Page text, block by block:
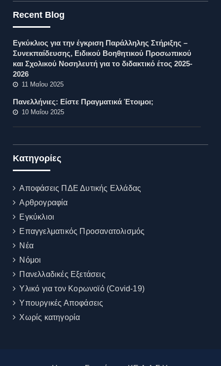
Recent Blog
Εγκύκλιος για την έγκριση Παράλληλης Στήριξης –
Συνεκπαίδευσης, Ειδικού Βοηθητικού Προσωπικού
και Σχολικού Νοσηλευτή για το διδακτικό έτος 2025-
2026
11 Μαΐου 2025
Πανελλήνιες: Είστε Πραγματικά Έτοιμοι;
10 Μαΐου 2025
Kατηγορίες
Αποφάσεις ΠΔΕ Δυτικής Ελλάδας
Αρθρογραφία
Εγκύκλιοι
Επαγγελματικός Προσανατολισμός
Νέα
Νόμοι
Πανελλαδικές Εξετάσεις
Υλικό για τον Κορωνοϊό (Covid-19)
Υπουργικές Αποφάσεις
Χωρίς κατηγορία